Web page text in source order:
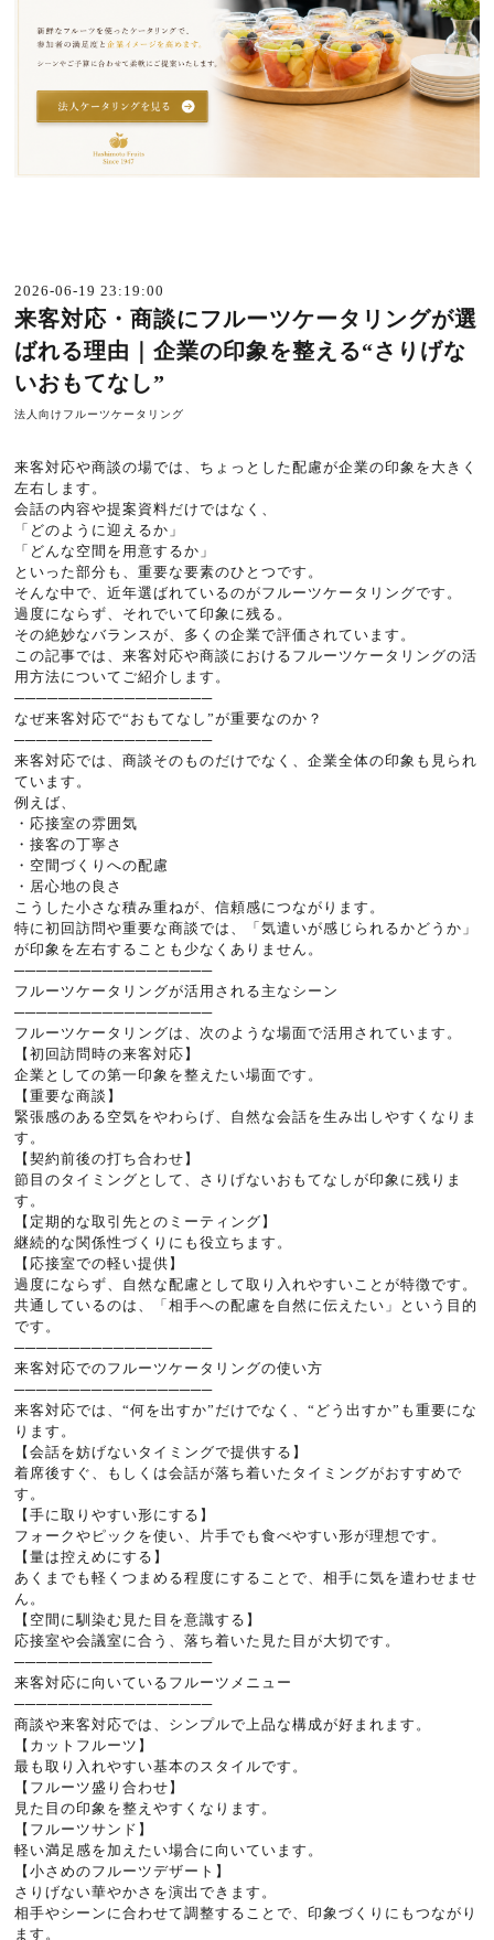
2026-06-19 23:19:00
来客対応・商談にフルーツケータリングが選
ばれる理由｜企業の印象を整える“さりげな
いおもてなし”
法人向けフルーツケータリング
来客対応や商談の場では、ちょっとした配慮が企業の印象を大きく
左右します。
会話の内容や提案資料だけではなく、
「どのように迎えるか」
「どんな空間を用意するか」
といった部分も、重要な要素のひとつです。
そんな中で、近年選ばれているのがフルーツケータリングです。
過度にならず、それでいて印象に残る。
その絶妙なバランスが、多くの企業で評価されています。
この記事では、来客対応や商談におけるフルーツケータリングの活
用方法についてご紹介します。
──────────────────
なぜ来客対応で“おもてなし”が重要なのか？
──────────────────
来客対応では、商談そのものだけでなく、企業全体の印象も見られ
ています。
例えば、
・応接室の雰囲気
・接客の丁寧さ
・空間づくりへの配慮
・居心地の良さ
こうした小さな積み重ねが、信頼感につながります。
特に初回訪問や重要な商談では、「気遣いが感じられるかどうか」
が印象を左右することも少なくありません。
──────────────────
フルーツケータリングが活用される主なシーン
──────────────────
フルーツケータリングは、次のような場面で活用されています。
【初回訪問時の来客対応】
企業としての第一印象を整えたい場面です。
【重要な商談】
緊張感のある空気をやわらげ、自然な会話を生み出しやすくなりま
す。
【契約前後の打ち合わせ】
節目のタイミングとして、さりげないおもてなしが印象に残りま
す。
【定期的な取引先とのミーティング】
継続的な関係性づくりにも役立ちます。
【応接室での軽い提供】
過度にならず、自然な配慮として取り入れやすいことが特徴です。
共通しているのは、「相手への配慮を自然に伝えたい」という目的
です。
──────────────────
来客対応でのフルーツケータリングの使い方
──────────────────
来客対応では、“何を出すか”だけでなく、“どう出すか”も重要にな
ります。
【会話を妨げないタイミングで提供する】
着席後すぐ、もしくは会話が落ち着いたタイミングがおすすめで
す。
【手に取りやすい形にする】
フォークやピックを使い、片手でも食べやすい形が理想です。
【量は控えめにする】
あくまでも軽くつまめる程度にすることで、相手に気を遣わせませ
ん。
【空間に馴染む見た目を意識する】
応接室や会議室に合う、落ち着いた見た目が大切です。
──────────────────
来客対応に向いているフルーツメニュー
──────────────────
商談や来客対応では、シンプルで上品な構成が好まれます。
【カットフルーツ】
最も取り入れやすい基本のスタイルです。
【フルーツ盛り合わせ】
見た目の印象を整えやすくなります。
【フルーツサンド】
軽い満足感を加えたい場合に向いています。
【小さめのフルーツデザート】
さりげない華やかさを演出できます。
相手やシーンに合わせて調整することで、印象づくりにもつながり
ます。